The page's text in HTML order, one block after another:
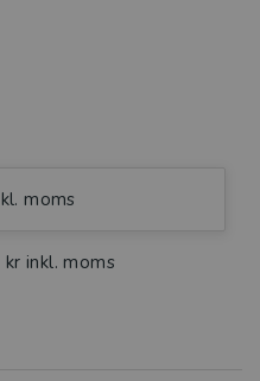
moms
inkl. moms